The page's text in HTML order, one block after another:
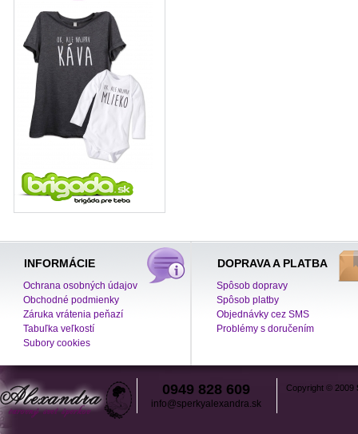
INFORMÁCIE
Ochrana osobných údajov
Obchodné podmienky
Záruka vrátenia peňazí
Tabuľka veľkostí
Subory cookies
DOPRAVA A PLATBA
Spôsob dopravy
Spôsob platby
Objednávky cez SMS
Problémy s doručením
0949 828 609
info@sperkyalexandra.sk
Copyright © 2009